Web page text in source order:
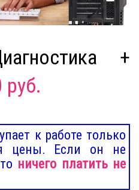
+
руб.
к работе только
цены. Если он не
ничего платить не